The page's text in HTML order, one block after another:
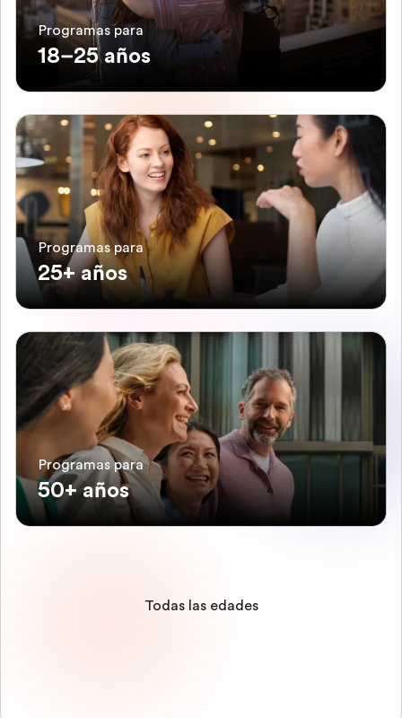
Programas para
18–25 años
Programas para
25+ años
Programas para
50+ años
Todas las edades